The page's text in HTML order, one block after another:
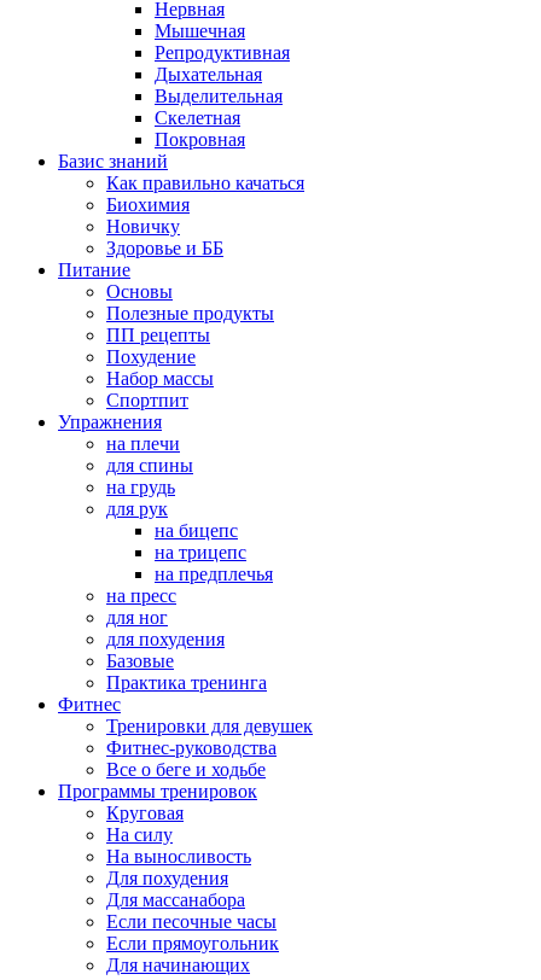
Нервная
Мышечная
Репродуктивная
Дыхательная
Выделительная
Скелетная
Покровная
Базис знаний
Как правильно качаться
Биохимия
Новичку
Здоровье и ББ
Питание
Основы
Полезные продукты
ПП рецепты
Похудение
Набор массы
Спортпит
Упражнения
на плечи
для спины
на грудь
для рук
на бицепс
на трицепс
на предплечья
на пресс
для ног
для похудения
Базовые
Практика тренинга
Фитнес
Тренировки для девушек
Фитнес-руководства
Все о беге и ходьбе
Программы тренировок
Круговая
На силу
На выносливость
Для похудения
Для массанабора
Если песочные часы
Если прямоугольник
Для начинающих